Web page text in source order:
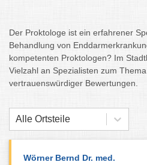
Der Proktologe ist ein erfahrener
Behandlung von
kompetenten Proktologen? Im
Vielzahl an Spezialisten zum
vertrauenswürdiger Bewertungen.
Alle Ortsteile
Wörner Bernd Dr. med.